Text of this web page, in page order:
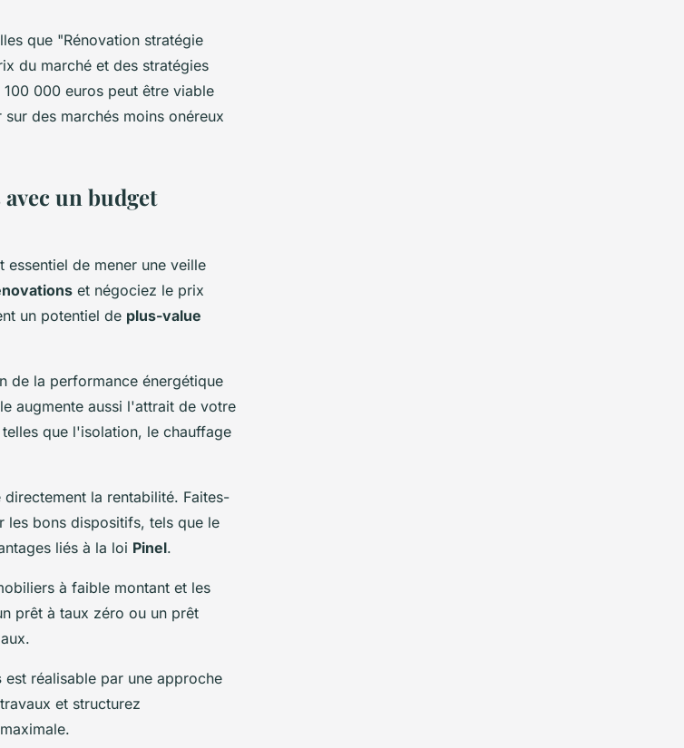
que "Rénovation stratégie
du marché et des stratégies
000 euros peut être viable
des marchés moins onéreux
un budget
essentiel de mener une veille
et négociez le prix
un potentiel de plus-value
de la performance énergétique
augmente aussi l'attrait de votre
que l'isolation, le chauffage
la rentabilité. Faites-
les bons dispositifs, tels que le
liés à la loi Pinel.
à faible montant et les
prêt à taux zéro ou un prêt
est réalisable par une approche
et structurez